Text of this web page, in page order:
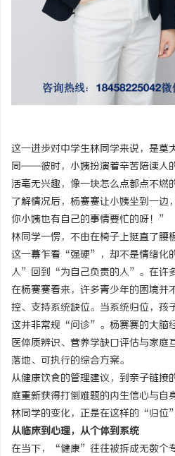
这一进步对中学生林同学来说，是莫
同——彼时，小姨扮演着辛苦陪读人
活毫无兴趣，像一块怎么点都点不燃
了解情况后，杨赛赛让小姨坐到一
你小姨也有自己的事情要忙的呀！”
林同学一愣，不由在椅子上挺直了腰
这一幕乍看“强硬”，却不是情绪化
人”回到“为自己负责的人”。在许
在杨赛赛看来，许多青少年的困境
控、支持系统缺位。当系统归位，孩
这并非常规“问诊”。杨赛赛的大脑
医体质辨识、营养学缺口评估与家
落地、可执行的综合方案。
从健康饮食的管理建议，到亲子链
庭重新获得打倒难题的内生信心与自
林同学的变化，正是在这样的“归位
从临床到心理，从个体到系统
在当下，“健康”往往被拆成无数个
标购买：即买即用，规避侵权风险